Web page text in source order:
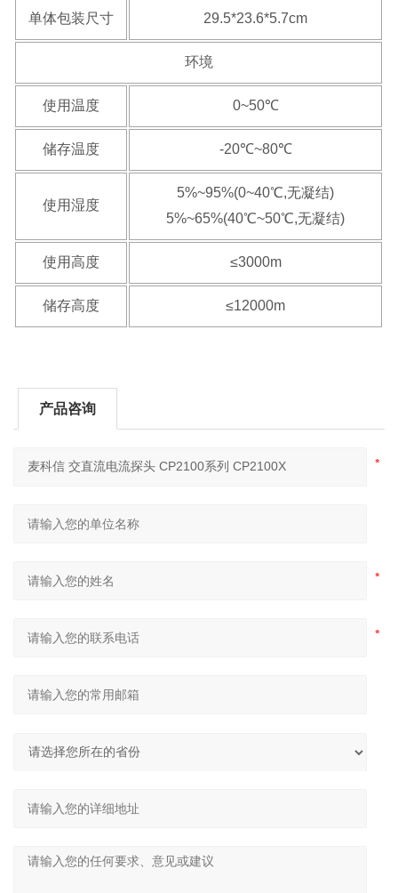
单体包装尺寸 29.5*23.6*5.7cm
环境
使用温度 0~50℃
储存温度 -20℃~80℃
使用湿度
5%~95%(0~40℃,无凝结)
5%~65%(40℃~50℃,无凝结)
使用高度 ≤3000m
储存高度 ≤12000m
产品咨询